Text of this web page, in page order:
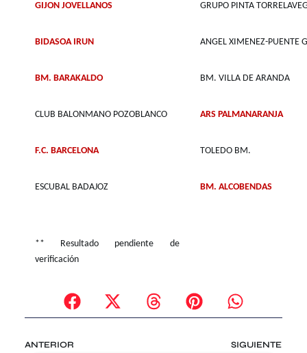
GIJON JOVELLANOS GRUPO PINTA
BIDASOA IRUN ANGEL XIMENEZ-PUENTE
BM. BARAKALDO BM. VILLA DE ARANDA
CLUB BALONMANO POZOBLANCO ARS PALMANARANJA
F.C. BARCELONA TOLEDO BM.
ESCUBAL BADAJOZ BM. ALCOBENDAS
** Resultado pendiente de
verificación
ANTERIOR SIGUIENTE